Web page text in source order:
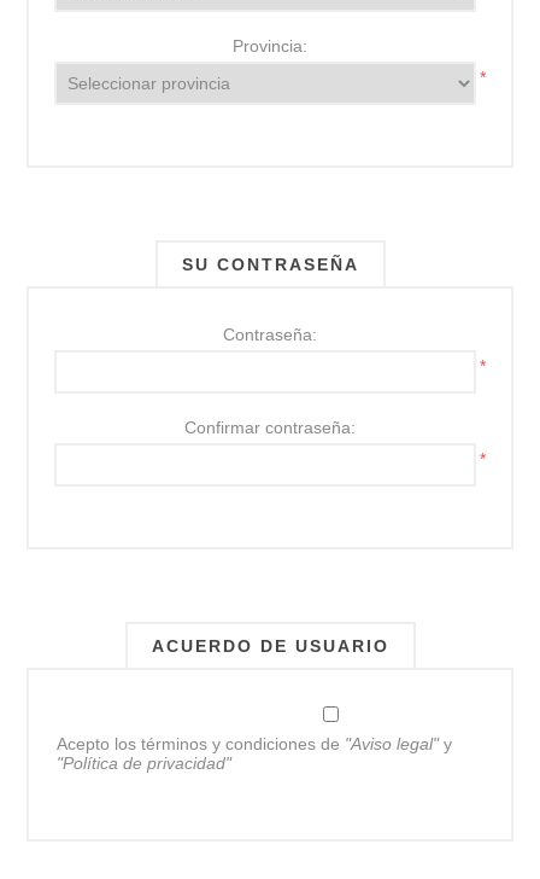
Provincia:
*
SU CONTRASEÑA
Contraseña:
*
Confirmar contraseña:
*
ACUERDO DE USUARIO
Acepto los términos y condiciones de "Aviso legal"y
"Política de privacidad"